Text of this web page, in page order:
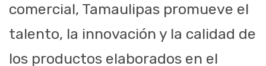
comercial, Tamaulipas promueve el
talento, la innovación y la calidad de
los productos elaborados en el